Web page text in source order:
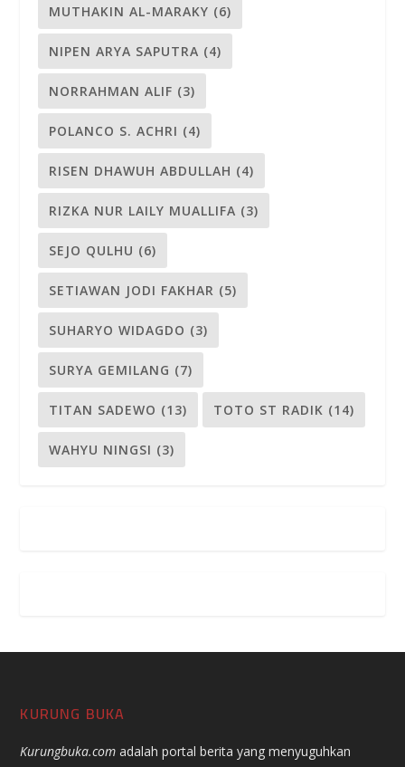
MUTHAKIN AL-MARAKY (6)
NIPEN ARYA SAPUTRA (4)
NORRAHMAN ALIF (3)
POLANCO S. ACHRI (4)
RISEN DHAWUH ABDULLAH (4)
RIZKA NUR LAILY MUALLIFA (3)
SEJO QULHU (6)
SETIAWAN JODI FAKHAR (5)
SUHARYO WIDAGDO (3)
SURYA GEMILANG (7)
TITAN SADEWO (13) TOTO ST RADIK (14)
WAHYU NINGSI (3)
KURUNG BUKA
Kurungbuka.com adalah portal berita yang menyuguhkan